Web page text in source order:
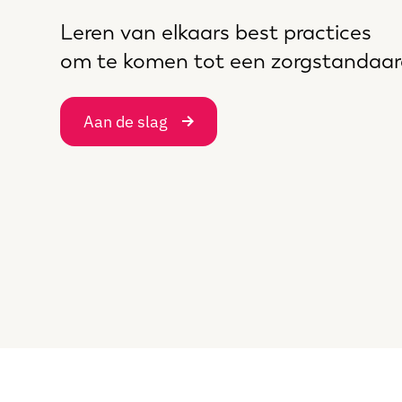
Leren van elkaars best practices
om te komen tot een
Aan de slag